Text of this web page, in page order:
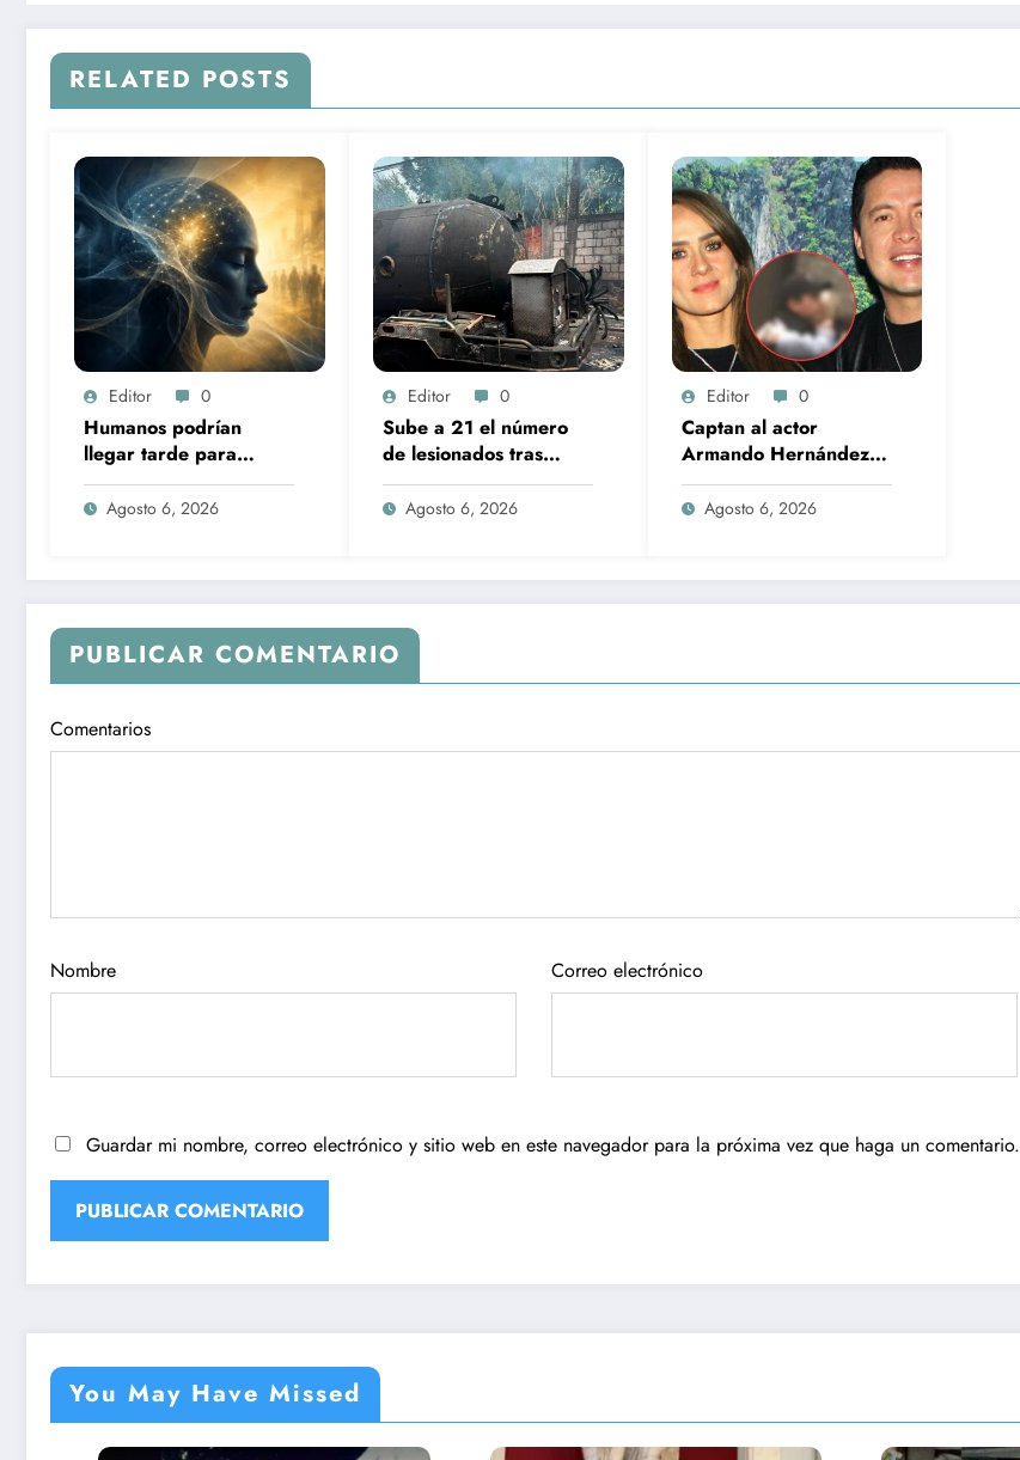
RELATED POSTS
Editor 0
Humanos podrían
llegar tarde para
contrarrestar ataques
autónomos de IA:
Agosto 6, 2026
Editor 0
Sube a 21 el número
de lesionados tras
explosión de pipa de
gas en Cuernavaca
Agosto 6, 2026
Editor 0
Captan al actor
Armando Hernández
con una mujer 20 años
menor; lo acusan de
Agosto 6, 2026
PUBLICAR COMENTARIO
Comentarios
Nombre Correo electrónico
Guardar mi nombre, correo electrónico y sitio web en este navegador para la próxima vez que haga un comentario.
You May Have Missed